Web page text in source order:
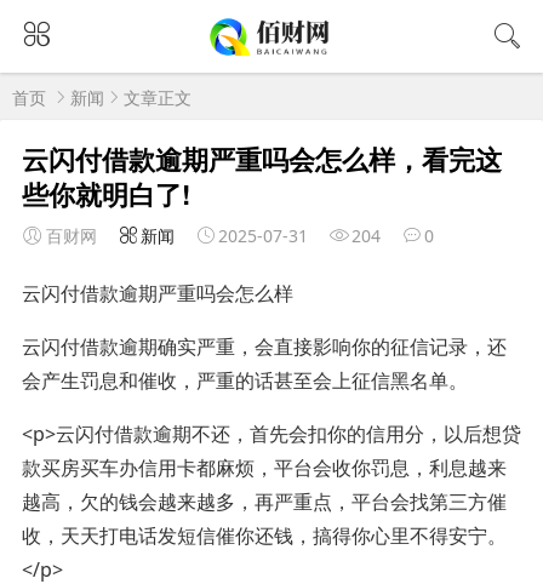
首页 新闻 文章正文
云闪付借款逾期严重吗会怎么样，看完这
些你就明白了!
百财网 新闻 2025-07-31 204 0
云闪付借款逾期严重吗会怎么样
云闪付借款逾期确实严重，会直接影响你的征信记录，还
会产生罚息和催收，严重的话甚至会上征信黑名单。
<p>云闪付借款逾期不还，首先会扣你的信用分，以后想贷
款买房买车办信用卡都麻烦，平台会收你罚息，利息越来
越高，欠的钱会越来越多，再严重点，平台会找第三方催
收，天天打电话发短信催你还钱，搞得你心里不得安宁。
</p>